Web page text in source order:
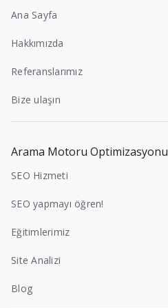
Ana Sayfa
Hakkımızda
Referanslarımız
Bize ulaşın
Arama Motoru Optimizasyonu
SEO Hizmeti
SEO yapmayı öğren!
Eğitimlerimiz
Site Analizi
Blog